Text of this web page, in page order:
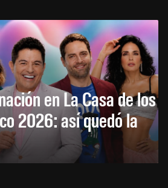
en La Casa de los
2026: así quedó la